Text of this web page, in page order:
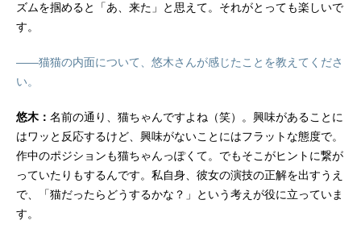
ズムを掴めると「あ、来た」と思えて。それがとっても楽しいで
す。
――猫猫の内面について、悠木さんが感じたことを教えてくださ
い。
悠木： 名前の通り、猫ちゃんですよね（笑）。興味があることに
はワッと反応するけど、興味がないことにはフラットな態度で。
作中のポジションも猫ちゃんっぽくて。でもそこがヒントに繋が
っていたりもするんです。私自身、彼女の演技の正解を出すうえ
で、「猫だったらどうするかな？」という考えが役に立っていま
す。